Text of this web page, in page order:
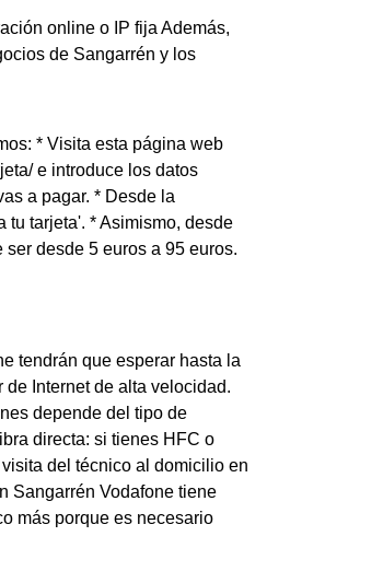
online o IP fija Además,
de Sangarrén y los
* Visita esta página web
e introduce los datos
a pagar. * Desde la
tu tarjeta'. * Asimismo, desde
desde 5 euros a 95 euros.
tendrán que esperar hasta la
Internet de alta velocidad.
depende del tipo de
directa: si tienes HFC o
del técnico al domicilio en
Sangarrén Vodafone tiene
más porque es necesario